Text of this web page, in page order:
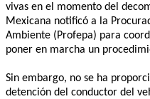
vivas en el momento del
Mexicana notificó a la
Ambiente (Profepa) para
poner en marcha un
Sin embargo, no se ha
detención del conductor del